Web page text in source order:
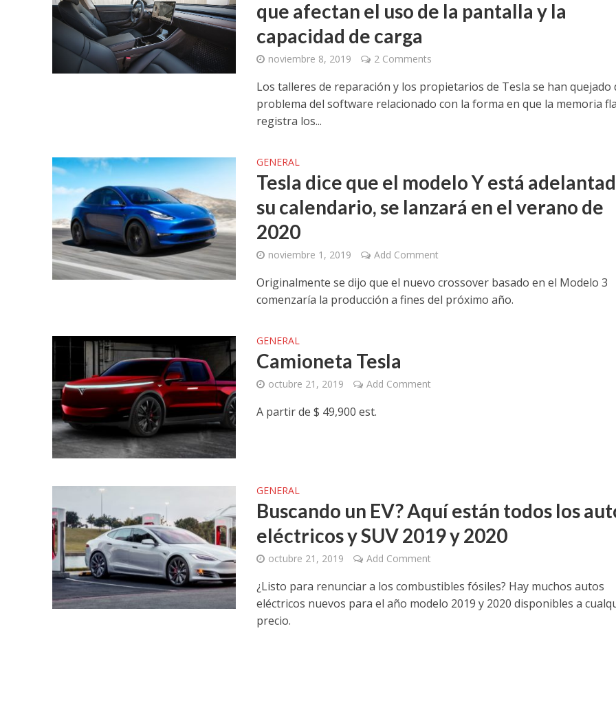
que afectan el uso de la pantalla y la
capacidad de carga
noviembre 8, 2019 2 Comments
Los talleres de reparación y los propietarios de Tesla se han quejado
problema del software relacionado con la forma en que la memoria
registra los...
GENERAL
Tesla dice que el modelo Y está
su calendario, se lanzará en el verano de
2020
noviembre 1, 2019 Add Comment
Originalmente se dijo que el nuevo crossover basado en el Modelo 3
comenzaría la producción a fines del próximo año.
GENERAL
Camioneta Tesla
octubre 21, 2019 Add Comment
A partir de $ 49,900 est.
GENERAL
Buscando un EV? Aquí están todos los
eléctricos y SUV 2019 y 2020
octubre 21, 2019 Add Comment
¿Listo para renunciar a los combustibles fósiles? Hay muchos autos
eléctricos nuevos para el año modelo 2019 y 2020 disponibles a
precio.